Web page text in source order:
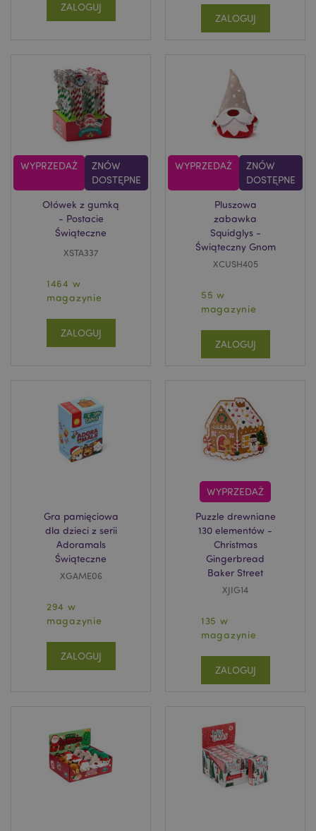
ZALOGUJ
ZALOGUJ
WYPRZEDAŻ
ZNÓW
DOSTĘPNE
Ołówek z gumką
- Postacie
Świąteczne
XSTA337
1464 w
magazynie
ZALOGUJ
WYPRZEDAŻ
ZNÓW
DOSTĘPNE
Pluszowa
zabawka
Squidglys -
Świąteczny Gnom
XCUSH405
55 w
magazynie
ZALOGUJ
Gra pamięciowa
dla dzieci z serii
Adoramals
Świąteczne
XGAME06
294 w
magazynie
ZALOGUJ
WYPRZEDAŻ
Puzzle drewniane
130 elementów -
Christmas
Gingerbread
Baker Street
XJIG14
135 w
magazynie
ZALOGUJ